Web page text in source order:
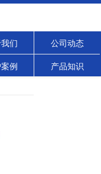
们 公司动态
例 产品知识